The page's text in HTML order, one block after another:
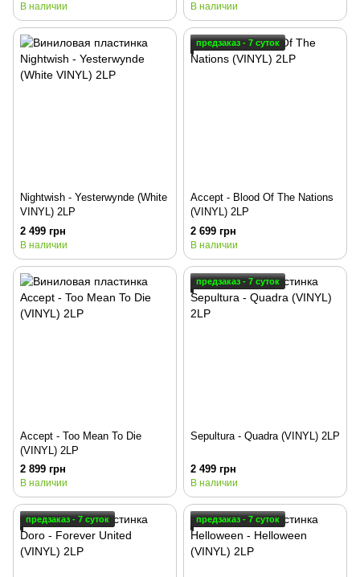
В наличии В наличии
Nightwish - Yesterwynde (White
VINYL) 2LP
2 499 грн
В наличии
предзаказ - 7 суток
Accept - Blood Of The Nations
(VINYL) 2LP
2 699 грн
В наличии
Accept - Too Mean To Die
(VINYL) 2LP
2 899 грн
В наличии
предзаказ - 7 суток
Sepultura - Quadra (VINYL) 2LP
2 499 грн
В наличии
предзаказ - 7 суток предзаказ - 7 суток